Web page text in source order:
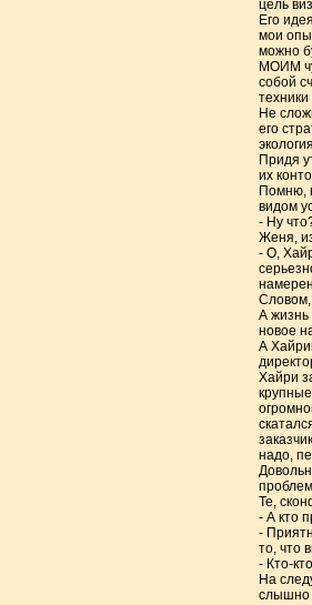
цель
Его
мои
можно
МОИМ
собой
техники
Не
его
Придя
их
Помню,
видом
- Ну
Женя,
- О,
Словом,
А
новое
А
Хайри
надо,
Те,
- А кто
-
то, что
- Кто-
На
слышно